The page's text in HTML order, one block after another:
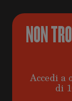
NON
Accedi a
di